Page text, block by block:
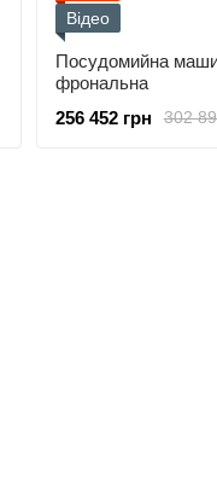
Відео
Посудомийна
фрональна
302
256 452 грн